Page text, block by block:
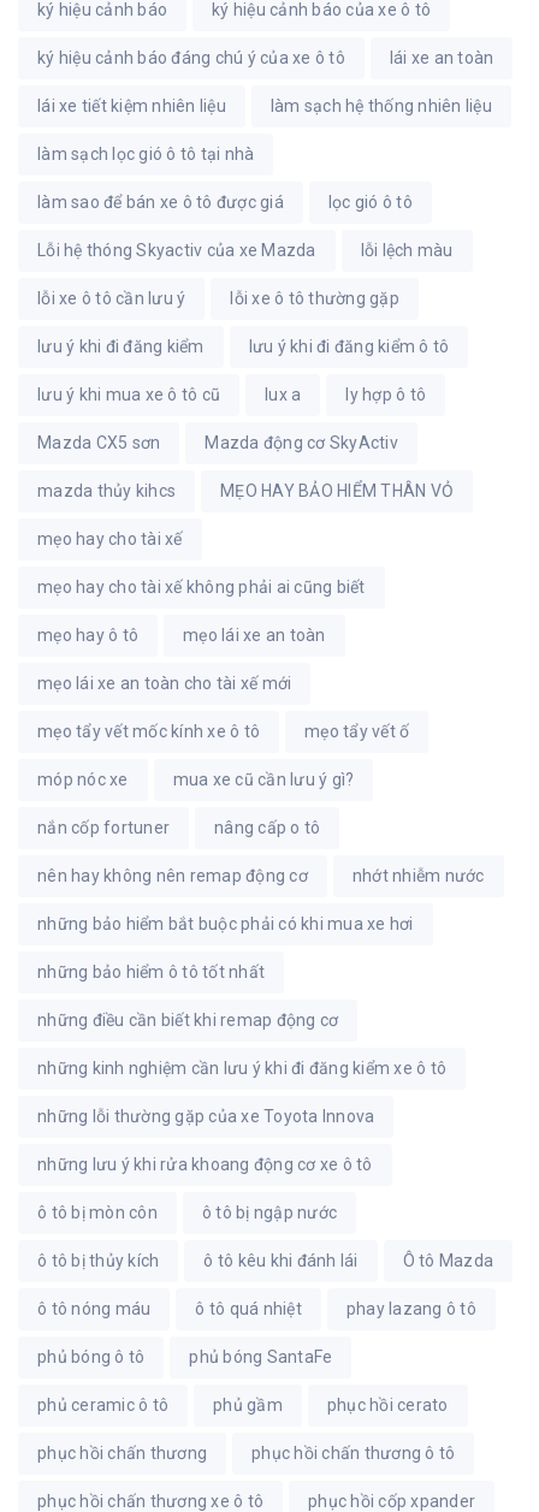
ký hiệu cảnh báo ký hiệu cảnh báo của xe ô tô
ký hiệu cảnh báo đáng chú ý của xe ô tô lái xe an toàn
lái xe tiết kiệm nhiên liệu làm sạch hệ thống nhiên liệu
làm sạch lọc gió ô tô tại nhà
làm sao để bán xe ô tô được giá lọc gió ô tô
Lỗi hệ thóng Skyactiv của xe Mazda lỗi lệch màu
lỗi xe ô tô cần lưu ý lỗi xe ô tô thường gặp
lưu ý khi đi đăng kiểm lưu ý khi đi đăng kiểm ô tô
lưu ý khi mua xe ô tô cũ lux a ly hợp ô tô
Mazda CX5 sơn Mazda động cơ SkyActiv
mazda thủy kihcs MẸO HAY BẢO HIỂM THÂN VỎ
mẹo hay cho tài xế
mẹo hay cho tài xế không phải ai cũng biết
mẹo hay ô tô mẹo lái xe an toàn
mẹo lái xe an toàn cho tài xế mới
mẹo tẩy vết mốc kính xe ô tô mẹo tẩy vết ố
móp nóc xe mua xe cũ cần lưu ý gì?
nắn cốp fortuner nâng cấp o tô
nên hay không nên remap động cơ nhớt nhiễm nước
những bảo hiểm bắt buộc phải có khi mua xe hơi
những bảo hiểm ô tô tốt nhất
những điều cần biết khi remap động cơ
những kinh nghiệm cần lưu ý khi đi đăng kiểm xe ô tô
những lỗi thường gặp của xe Toyota Innova
những lưu ý khi rửa khoang động cơ xe ô tô
ô tô bị mòn côn ô tô bị ngập nước
ô tô bị thủy kích ô tô kêu khi đánh lái Ô tô Mazda
ô tô nóng máu ô tô quá nhiệt phay lazang ô tô
phủ bóng ô tô phủ bóng SantaFe
phủ ceramic ô tô phủ gầm phục hồi cerato
phục hồi chấn thương phục hồi chấn thương ô tô
phục hồi chấn thương xe ô tô phục hồi cốp xpander